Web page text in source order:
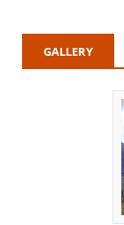
GALLERY